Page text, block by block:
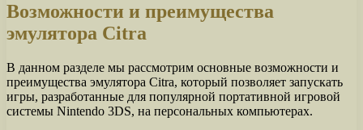
Возможности и преимущества
эмулятора Citra
В данном разделе мы рассмотрим основные возможности и
преимущества эмулятора Citra, который позволяет запускать
игры, разработанные для популярной портативной игровой
системы Nintendo 3DS, на персональных компьютерах.